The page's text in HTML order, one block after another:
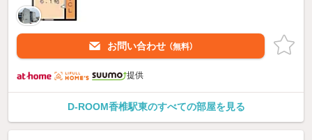
お問い合わせ （無料）
提供
D-ROOM香椎駅東のすべての部屋を見る